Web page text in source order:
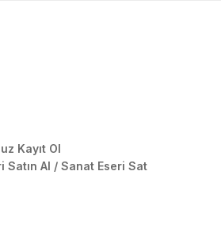
Kayıt Ol
Satın Al / Sanat Eseri Sat